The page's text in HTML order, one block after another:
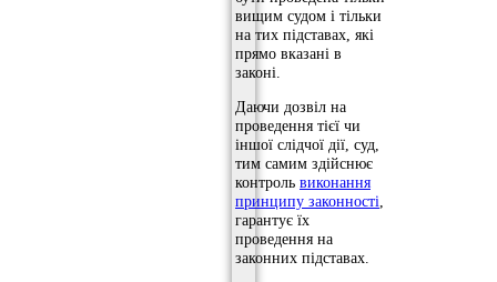
вищим судом і тільки
на тих підставах, які
прямо вказані в
законі.
Даючи дозвіл на
проведення тієї чи
іншої слідчої дії, суд,
тим самим здійснює
контроль виконання
принципу законності,
гарантує їх
проведення на
законних підставах.